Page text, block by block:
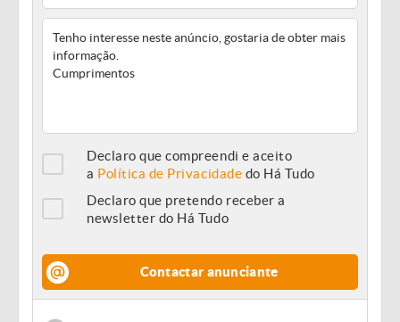
Declaro que compreendi e aceito
a Política de Privacidade do Há Tudo
Declaro que pretendo receber a
newsletter do Há Tudo
Contactar anunciante